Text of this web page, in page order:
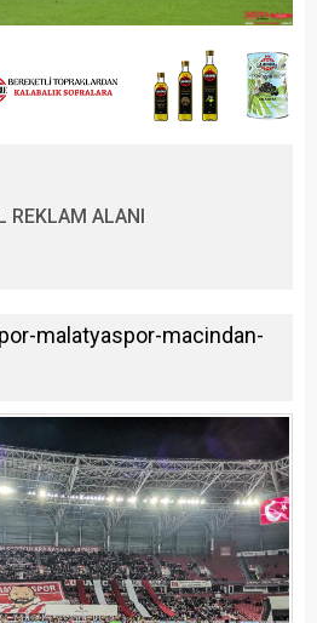
REKLAM ALANI
malatyaspor-macindan-